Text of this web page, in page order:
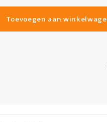
Toevoegen aan